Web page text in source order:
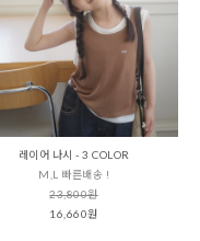
레이어 나시 - 3 COLOR
M,L 빠른배송 !
23,800원
16,660원